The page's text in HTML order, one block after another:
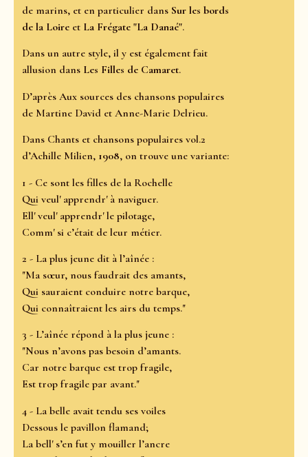
de marins, et en particulier dans Sur les bords
de la Loire et La Frégate "La Danaé".
Dans un autre style, il y est également fait
allusion dans Les Filles de Camaret.
D’après Aux sources des chansons populaires
de Martine David et Anne-Marie Delrieu.
Dans Chants et chansons populaires vol.2
d’Achille Milien, 1908, on trouve une variante:
1 - Ce sont les filles de la Rochelle
Qui veul' apprendr' à naviguer.
Ell' veul' apprendr' le pilotage,
Comm' si c’était de leur métier.
2 - La plus jeune dit à l’aînée :
"Ma sœur, nous faudrait des amants,
Qui sauraient conduire notre barque,
Qui connaîtraient les airs du temps."
3 - L’aînée répond à la plus jeune :
"Nous n’avons pas besoin d’amants.
Car notre barque est trop fragile,
Est trop fragile par avant."
4 - La belle avait tendu ses voiles
Dessous le pavillon flamand;
La bell' s’en fut y mouiller l’ancre